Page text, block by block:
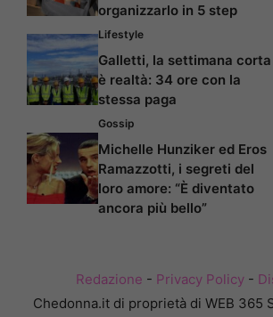
organizzarlo in 5 step
Lifestyle
Galletti, la settimana corta
è realtà: 34 ore con la
stessa paga
Gossip
Michelle Hunziker ed Eros
Ramazzotti, i segreti del
loro amore: “È diventato
ancora più bello”
Redazione - Privacy Policy-
Chedonna.it di proprietà di WEB 365